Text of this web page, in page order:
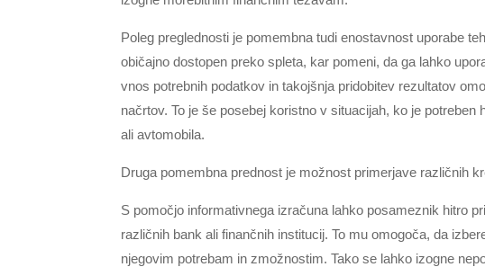
Poleg preglednosti je pomembna tudi enostavnost uporabe
običajno dostopen preko spleta, kar pomeni, da ga lahko
vnos potrebnih podatkov in takojšnja pridobitev rezultatov
načrtov. To je še posebej koristno v situacijah, ko je
ali avtomobila.
Druga pomembna prednost je možnost primerjave različnih
S pomočjo informativnega izračuna lahko posameznik hitro
različnih bank ali finančnih institucij. To mu omogoča, da
njegovim potrebam in zmožnostim. Tako se lahko izogne